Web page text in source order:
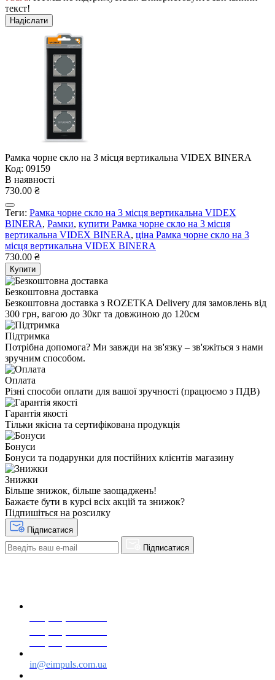
текст!
Надіслати
Рамка чорне скло на 3 місця вертикальна VIDEX BINERA
Код: 09159
В наявності
730.00 ₴
Теги: Рамка чорне скло на 3 місця вертикальна VIDEX
BINERA, Рамки, купити Рамка чорне скло на 3 місця
вертикальна VIDEX BINERA, ціна Рамка чорне скло на 3
місця вертикальна VIDEX BINERA
730.00 ₴
Купити
Безкоштовна доставка
Безкоштовна доставка з ROZETKA Delivery для замовлень від
300 грн, вагою до 30кг та довжиною до 120см
Підтримка
Потрібна допомога? Ми завжди на зв'язку – зв'яжіться з нами
зручним способом.
Оплата
Різні способи оплати для вашої зручності (працюємо з ПДВ)
Гарантія якості
Тільки якісна та сертифікована продукція
Бонуси
Бонуси та подарунки для постійних клієнтів магазину
Знижки
Більше знижок, більше заощаджень!
Бажаєте бути в курсі всіх акцій та знижок?
Підпишіться на розсилку
Підписатися
Підписатися
in@eimpuls.com.ua